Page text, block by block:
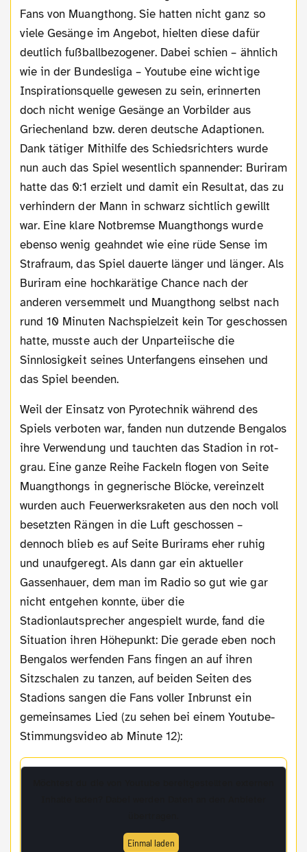
Fans von Muangthong. Sie hatten nicht ganz so
viele Gesänge im Angebot, hielten diese dafür
deutlich fußballbezogener. Dabei schien – ähnlich
wie in der Bundesliga – Youtube eine wichtige
Inspirationsquelle gewesen zu sein, erinnerten
doch nicht wenige Gesänge an Vorbilder aus
Griechenland bzw. deren deutsche Adaptionen.
Dank tätiger Mithilfe des Schiedsrichters wurde
nun auch das Spiel wesentlich spannender: Buriram
hatte das 0:1 erzielt und damit ein Resultat, das zu
verhindern der Mann in schwarz sichtlich gewillt
war. Eine klare Notbremse Muangthongs wurde
ebenso wenig geahndet wie eine rüde Sense im
Strafraum, das Spiel dauerte länger und länger. Als
Buriram eine hochkarätige Chance nach der
anderen versemmelt und Muangthong selbst nach
rund 10 Minuten Nachspielzeit kein Tor geschossen
hatte, musste auch der Unparteiische die
Sinnlosigkeit seines Unterfangens einsehen und
das Spiel beenden.
Weil der Einsatz von Pyrotechnik während des
Spiels verboten war, fanden nun dutzende Bengalos
ihre Verwendung und tauchten das Stadion in rot-
grau. Eine ganze Reihe Fackeln flogen von Seite
Muangthongs in gegnerische Blöcke, vereinzelt
wurden auch Feuerwerksraketen aus den noch voll
besetzten Rängen in die Luft geschossen –
dennoch blieb es auf Seite Burirams eher ruhig
und unaufgeregt. Als dann gar ein aktueller
Gassenhauer, dem man im Radio so gut wie gar
nicht entgehen konnte, über die
Stadionlautsprecher angespielt wurde, fand die
Situation ihren Höhepunkt: Die gerade eben noch
Bengalos werfenden Fans fingen an auf ihren
Sitzschalen zu tanzen, auf beiden Seiten des
Stadions sangen die Fans voller Inbrunst ein
gemeinsames Lied (zu sehen bei einem Youtube-
Stimmungsvideo ab Minute 12):
Einmal laden